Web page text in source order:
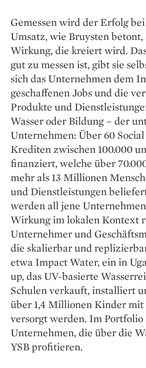
Gemessen wird der Erfolg
Umsatz, wie Bruysten
Wirkung, die kreiert wird.
gut zu messen ist, gibt sie
sich das Unternehmen dem
geschaffenen Jobs und die
Produkte und
Wasser oder Bildung – der
Unternehmen: Über 60
Krediten zwischen 100.000
finanziert, welche über
mehr als 13 Millionen
und Dienstleistungen
werden all jene
Wirkung im lokalen Kontext
Unternehmer und
die skalierbar und
etwa Impact Water, ein in
up, das UV-basierte
Schulen verkauft, installiert
über 1,4 Millionen Kinder
versorgt werden. Im
Unternehmen, die über die
YSB profitieren.